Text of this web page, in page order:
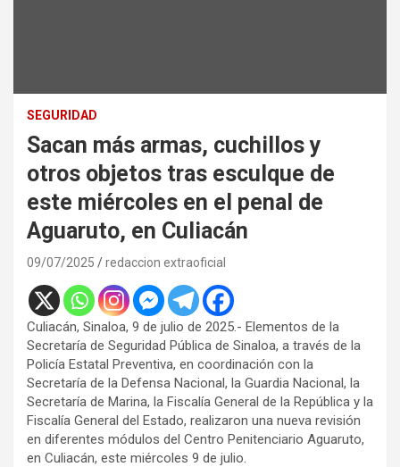
SEGURIDAD
Sacan más armas, cuchillos y
otros objetos tras esculque de
este miércoles en el penal de
Aguaruto, en Culiacán
09/07/2025 redaccion extraoficial
Culiacán, Sinaloa, 9 de julio de 2025.- Elementos de la
Secretaría de Seguridad Pública de Sinaloa, a través de la
Policía Estatal Preventiva, en coordinación con la
Secretaría de la Defensa Nacional, la Guardia Nacional, la
Secretaría de Marina, la Fiscalía General de la República y la
Fiscalía General del Estado, realizaron una nueva revisión
en diferentes módulos del Centro Penitenciario Aguaruto,
en Culiacán, este miércoles 9 de julio.